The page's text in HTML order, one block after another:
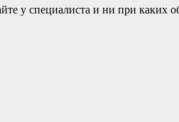
у специалиста и ни при каких